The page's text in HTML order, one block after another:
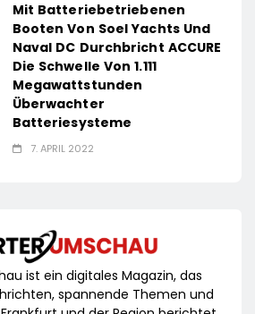
Mit Batteriebetriebenen
Booten Von Soel Yachts Und
Naval DC Durchbricht ACCURE
Die Schwelle Von 1.111
Megawattstunden
Überwachter
Batteriesysteme
7. APRIL 2022
ist ein digitales Magazin, das
spannende Themen und